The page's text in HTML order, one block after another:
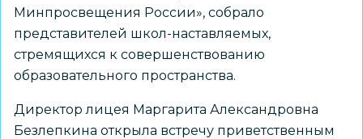
Минпросвещения России», собрало
представителей школ-наставляемых,
стремящихся к совершенствованию
образовательного пространства.
Директор лицея Маргарита Александровна
Безлепкина открыла встречу приветственным